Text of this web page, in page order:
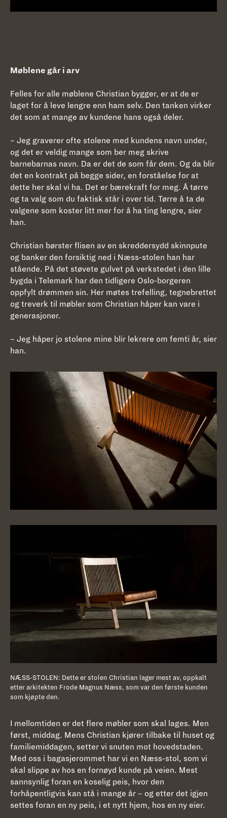
Møblene går i arv
Felles for alle møblene Christian bygger, er at de er
laget for å leve lengre enn ham selv. Den tanken virker
det som at mange av kundene hans også deler.
– Jeg graverer ofte stolene med kundens navn under,
og det er veldig mange som ber meg skrive
barnebarnas navn. Da er det de som får dem. Og da blir
det en kontrakt på begge sider, en forståelse for at
dette her skal vi ha. Det er bærekraft for meg. Å tørre
og ta valg som du faktisk står i over tid. Tørre å ta de
valgene som koster litt mer for å ha ting lengre, sier
han.
Christian børster flisen av en skreddersydd skinnpute
og banker den forsiktig ned i Næss-stolen han har
stående. På det støvete gulvet på verkstedet i den lille
bygda i Telemark har den tidligere Oslo-borgeren
oppfylt drømmen sin. Her møtes trefelling, tegnebrettet
og treverk til møbler som Christian håper kan vare i
generasjoner.
– Jeg håper jo stolene mine blir lekrere om femti år, sier
han.
NÆSS-STOLEN: Dette er stolen Christian lager mest av, oppkalt
etter arkitekten Frode Magnus Næss, som var den første kunden
som kjøpte den.
I mellomtiden er det flere møbler som skal lages. Men
først, middag. Mens Christian kjører tilbake til huset og
familiemiddagen, setter vi snuten mot hovedstaden.
Med oss i bagasjerommet har vi en Næss-stol, som vi
skal slippe av hos en fornøyd kunde på veien. Mest
sannsynlig foran en koselig peis, hvor den
forhåpentligvis kan stå i mange år – og etter det igjen
settes foran en ny peis, i et nytt hjem, hos en ny eier.